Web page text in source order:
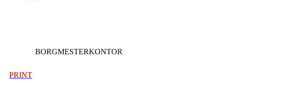
BORGMESTERKONTOR
PRINT